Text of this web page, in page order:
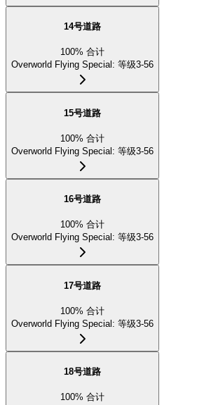
14号道路
100% 合计
Overworld Flying Special : 等级3-56
15号道路
100% 合计
Overworld Flying Special: 等级3-56
16号道路
100% 合计
Overworld Flying Special : 等级3-56
17号道路
100% 合计
Overworld Flying Special: 等级3-56
18号道路
100% 合计